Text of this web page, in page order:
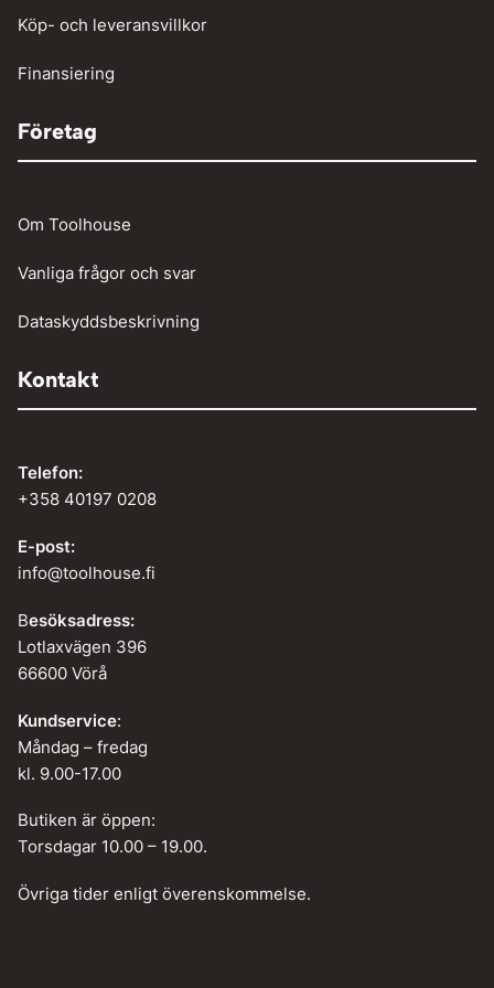
Vinschar
Köp- och leveransvillkor
Finansiering
Företag
Om Toolhouse
Vanliga frågor och svar
Dataskyddsbeskrivning
Kontakt
Telefon:
+358 40197 0208
E-post:
info@toolhouse.fi
Besöksadress:
Lotlaxvägen 396
66600 Vörå
Kundservice:
Måndag – fredag
kl. 9.00-17.00
Butiken är öppen:
Torsdagar 10.00 – 19.00.
Övriga tider enligt överenskommelse.